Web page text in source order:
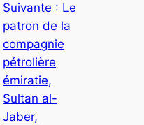
Suivante : Le
patron de la
compagnie
pétrolière
émiratie,
Sultan al-
Jaber,